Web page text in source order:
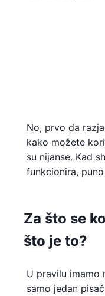
No, prvo da
kako možete
su nijanse. Kad
funkcionira,
Za što se
što je to?
U pravilu imamo
samo jedan